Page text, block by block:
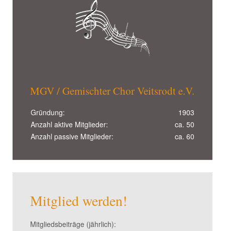
MGV / Gemischter Chor Veitsrodt e.V.
Gründung:
1903
Anzahl aktive Mitglieder:
ca. 50
Anzahl passive Mitglieder:
ca. 60
Mitglied werden!
Mitgliedsbeiträge (jährlich):